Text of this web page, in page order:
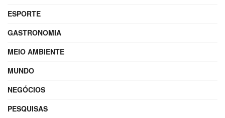
ESPORTE
GASTRONOMIA
MEIO AMBIENTE
MUNDO
NEGÓCIOS
PESQUISAS